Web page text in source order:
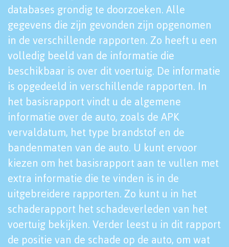
databases grondig te doorzoeken. Alle
gegevens die zijn gevonden zijn opgenomen
in de verschillende rapporten. Zo heeft u een
volledig beeld van de informatie die
beschikbaar is over dit voertuig. De informatie
is opgedeeld in verschillende rapporten. In
het basisrapport vindt u de algemene
informatie over de auto, zoals de APK
vervaldatum, het type brandstof en de
bandenmaten van de auto. U kunt ervoor
kiezen om het basisrapport aan te vullen met
extra informatie die te vinden is in de
uitgebreidere rapporten. Zo kunt u in het
schaderapport het schadeverleden van het
voertuig bekijken. Verder leest u in dit rapport
de positie van de schade op de auto, om wat